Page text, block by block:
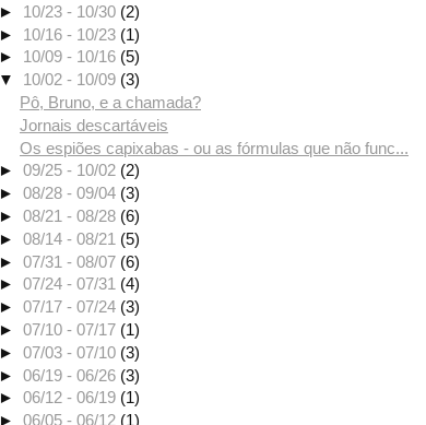
► 10/23 - 10/30 (2)
► 10/16 - 10/23 (1)
► 10/09 - 10/16 (5)
▼ 10/02 - 10/09 (3)
Pô, Bruno, e a chamada?
Jornais descartáveis
Os espiões capixabas - ou as fórmulas que não func...
►09/25 - 10/02 (2)
►08/28 - 09/04 (3)
►08/21 - 08/28 (6)
►08/14 - 08/21 (5)
►07/31 - 08/07 (6)
►07/24 - 07/31 (4)
►07/17 - 07/24 (3)
►07/10 - 07/17 (1)
►07/03 - 07/10 (3)
►06/19 - 06/26 (3)
►06/12 - 06/19 (1)
►06/05 - 06/12 (1)